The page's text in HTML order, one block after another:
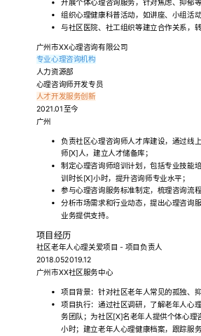
开展个体心理咨询服务，针对焦虑、抑郁
组织心理健康科普活动，如讲座、小组活
与社区医院、社工组织等建立合作关系，
广州市XX心理咨询有限公司
专业心理咨询机构
人力资源部
心理咨询师开发专员
人才开发服务创新
2021.01至今
广州
负责社区心理咨询师人才库建设，通过线
师[X]人，建立人才储备库；
制定心理咨询师培训计划，包括专业技能
训时长[X]小时，提升咨询师专业水平；
参与心理咨询服务标准制定，梳理咨询流
分析市场需求和行业动态，提出心理咨询
业务提供支持。
项目经历
社区老年人心理关爱项目 - 项目负责人
2018.052019.12
广州市XX社区服务中心
项目背景：针对社区老年人常见的孤独、
项目执行：通过社区调研，了解老年人心
务团队；为社区[X]名老年人提供个体心
小时；建立老年人心理健康档案，跟踪服